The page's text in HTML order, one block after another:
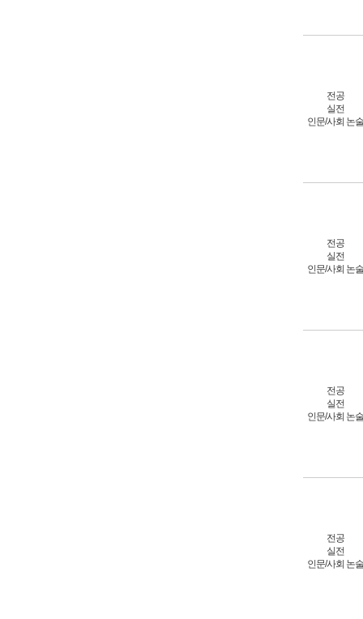
전공
실전
인문/사회 논술
전공
실전
인문/사회 논술
전공
실전
인문/사회 논술
전공
실전
인문/사회 논술